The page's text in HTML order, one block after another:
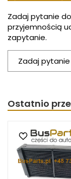
Zadaj pytanie
przyjemnością
zapytanie.
Zadaj pytanie
Ostatnio